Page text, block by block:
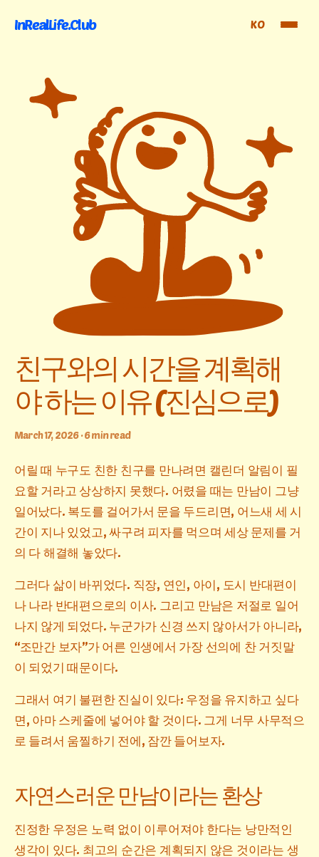
InRealLife.Club KO
친구와의 시간을 계획해
야 하는 이유 (진심으로)
March 17, 2026 · 6 min read
어릴 때 누구도 친한 친구를 만나려면 캘린더 알림이 필
요할 거라고 상상하지 못했다. 어렸을 때는 만남이 그냥
일어났다. 복도를 걸어가서 문을 두드리면, 어느새 세 시
간이 지나 있었고, 싸구려 피자를 먹으며 세상 문제를 거
의 다 해결해 놓았다.
그러다 삶이 바뀌었다. 직장, 연인, 아이, 도시 반대편이
나 나라 반대편으로의 이사. 그리고 만남은 저절로 일어
나지 않게 되었다. 누군가가 신경 쓰지 않아서가 아니라,
“조만간 보자”가 어른 인생에서 가장 선의에 찬 거짓말
이 되었기 때문이다.
그래서 여기 불편한 진실이 있다: 우정을 유지하고 싶다
면, 아마 스케줄에 넣어야 할 것이다. 그게 너무 사무적으
로 들려서 움찔하기 전에, 잠깐 들어보자.
자연스러운 만남이라는 환상
진정한 우정은 노력 없이 이루어져야 한다는 낭만적인
생각이 있다. 최고의 순간은 계획되지 않은 것이라는 생